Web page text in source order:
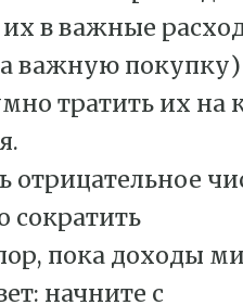
в важные
важную покупку)
тратить их на
отрицательное
сократить
пока доходы
начните с